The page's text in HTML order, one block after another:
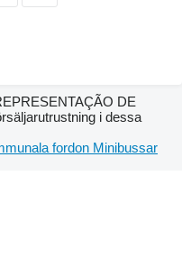
DE
i dessa
fordon Minibussar